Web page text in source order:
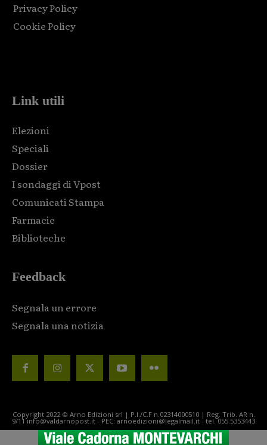
Privacy Policy
Cookie Policy
Link utili
Elezioni
Speciali
Dossier
I sondaggi di Vpost
Comunicati Stampa
Farmacie
Biblioteche
Feedback
Segnala un errore
Segnala una notizia
Copyright 2022 © Arno Edizioni srl | P.I./C.F n.02314000510 | Reg. Trib. AR n.
9/11 info@valdarnopost.it - PEC: arnoedizioni@legalmail.it - tel. 055.5353443